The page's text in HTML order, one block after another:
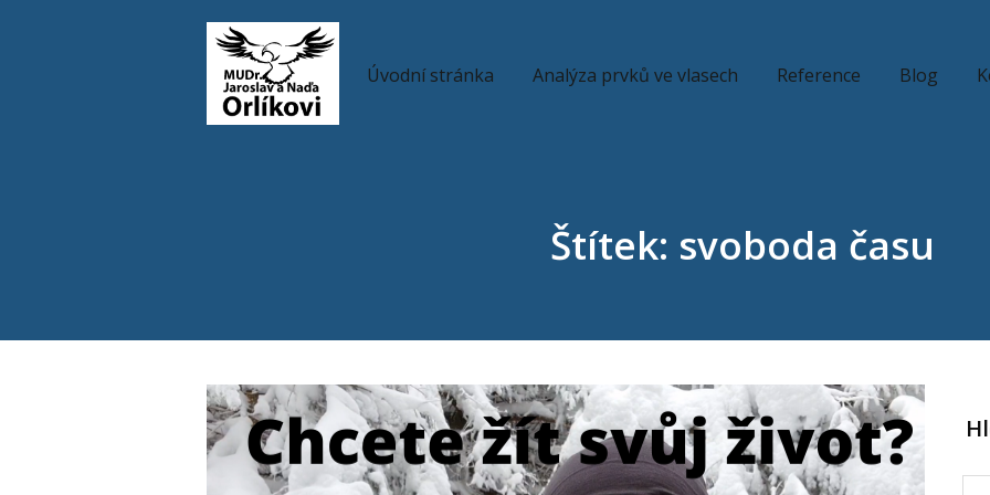
Úvodní stránka Analýza prvků ve vlasech Reference Blog
Štítek: svoboda času